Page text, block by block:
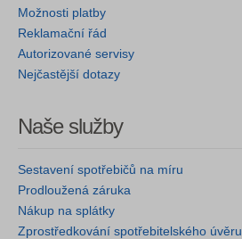
Možnosti platby
Reklamační řád
Autorizované servisy
Nejčastější dotazy
Naše služby
Sestavení spotřebičů na míru
Prodloužená záruka
Nákup na splátky
Zprostředkování spotřebitelského úvěru